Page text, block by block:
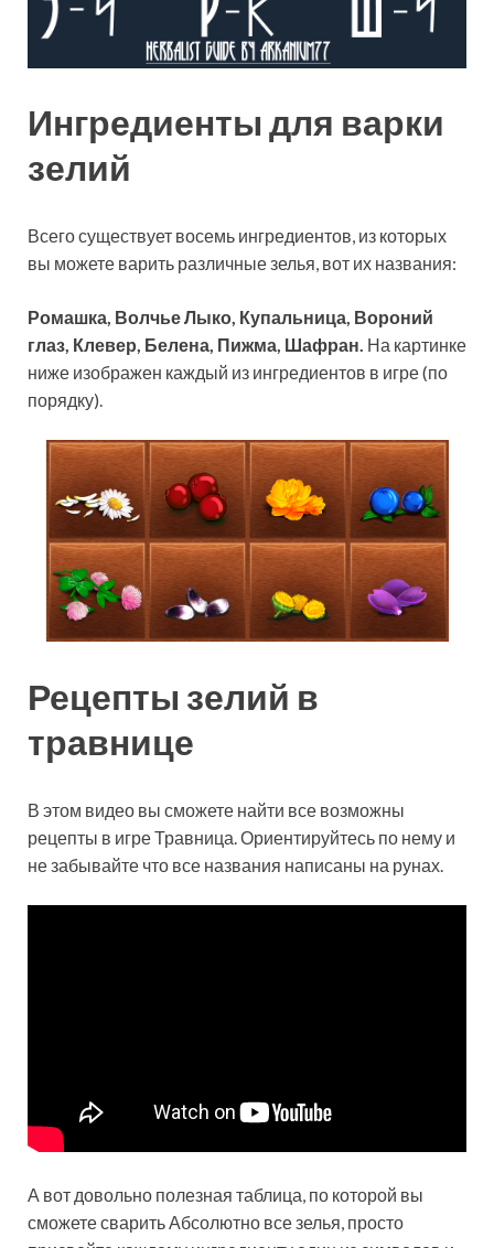
Ингредиенты для варки
зелий
Всего существует восемь ингредиентов, из которых
вы можете варить различные зелья, вот их названия:
Ромашка, Волчье Лыко, Купальница, Вороний
глаз, Клевер, Белена, Пижма, Шафран. На картинке
ниже изображен каждый из ингредиентов в игре (по
порядку).
Рецепты зелий в
травнице
В этом видео вы сможете найти все возможны
рецепты в игре Травница. Ориентируйтесь по нему и
не забывайте что все названия написаны на рунах.
А вот довольно полезная таблица, по которой вы
сможете сварить Абсолютно все зелья, просто